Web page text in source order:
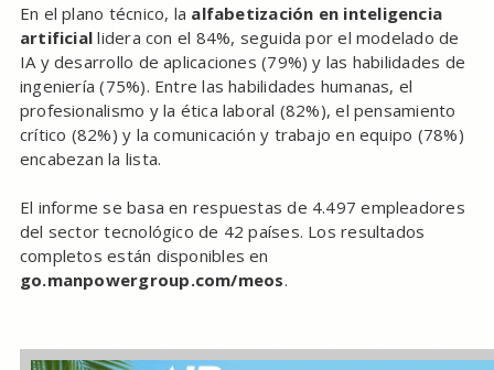
En el plano técnico, la alfabetización en inteligencia
artificial lidera con el 84%, seguida por el modelado de
IA y desarrollo de aplicaciones (79%) y las habilidades de
ingeniería (75%). Entre las habilidades humanas, el
profesionalismo y la ética laboral (82%), el pensamiento
crítico (82%) y la comunicación y trabajo en equipo (78%)
encabezan la lista.
El informe se basa en respuestas de 4.497 empleadores
del sector tecnológico de 42 países. Los resultados
completos están disponibles en
go.manpowergroup.com/meos.